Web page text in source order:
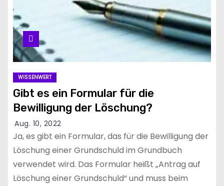
WISSENWERT
Gibt es ein Formular für die
Bewilligung der Löschung?
Aug. 10, 2022
Ja, es gibt ein Formular, das für die Bewilligung der
Löschung einer Grundschuld im Grundbuch
verwendet wird. Das Formular heißt „Antrag auf
Löschung einer Grundschuld“ und muss beim